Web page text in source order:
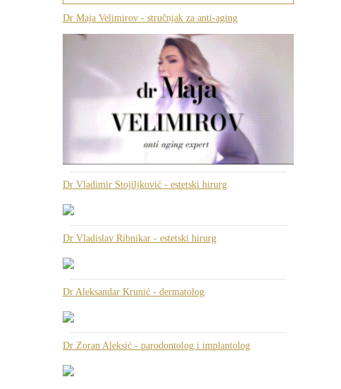
Dr Maja Velimirov - stručnjak za anti-aging
Dr Vladimir Stojiljković - estetski hirurg
Dr Vladislav Ribnikar - estetski hirurg
Dr Aleksandar Krunić - dermatolog
Dr Zoran Aleksić - parodontolog i implantolog